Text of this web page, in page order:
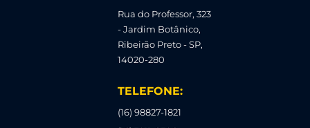
Rua do Professor, 323
- Jardim Botânico,
Ribeirão Preto - SP,
14020-280
TELEFONE:
(16) 98827-1821